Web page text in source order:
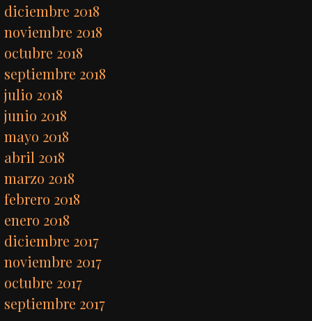
diciembre 2018
noviembre 2018
octubre 2018
septiembre 2018
julio 2018
junio 2018
mayo 2018
abril 2018
marzo 2018
febrero 2018
enero 2018
diciembre 2017
noviembre 2017
octubre 2017
septiembre 2017